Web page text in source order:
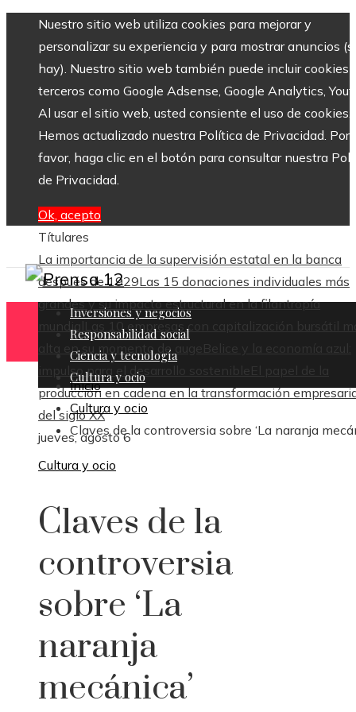
Nuestro sitio web utiliza cookies para mejorar y
personalizar su experiencia y para mostrar anuncios
hay). Nuestro sitio web también puede incluir cookies
terceros como Google Adsense, Google Analytics,
Al usar el sitio web, usted consiente el uso de cookies.
Hemos actualizado nuestra Política de Privacidad. Por
favor, haga clic en el botón para consultar nuestra
de Privacidad.
Ok, acepto
Títulares
La importancia de la supervisión estatal en la banca
después de 1929Las 15 donaciones individuales más
grandes y su impacto estructural en la filantropía
mundial
Las 10 empresas con capitalización bursátil
alta en su momento de auge Belice y la economía azul:
impulso para el desarrollo sostenible El papel de la
producción en cadena en la transformación
del siglo XX
jueves, agosto 6
Inversiones y negocios
Responsabilidad social
Ciencia y tecnología
Cultura y ocio
Inicio
Cultura y ocio
Claves de la controversia sobre ‘La naranja
Cultura y ocio
Claves de la
controversia
sobre ‘La
naranja
mecánica’